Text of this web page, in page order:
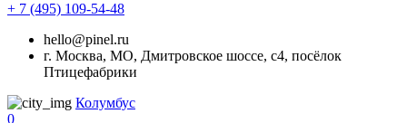
+ 7 (495) 109-54-48
hello@pinel.ru
г. Москва, МО, Дмитровское шоссе, с4, посёлок
Птицефабрики
Колумбус
0